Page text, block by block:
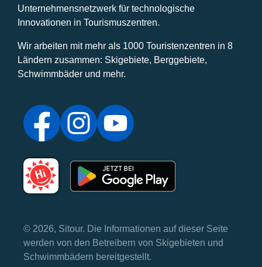
Unternehmensnetzwerk für technologische
Innovationen in Tourismuszentren.
Wir arbeiten mit mehr als 1000 Touristenzentren in 8
Ländern zusammen: Skigebiete, Berggebiete,
Schwimmbäder und mehr.
© 2026, Sitour. Die Informationen auf dieser Seite
werden von den Betreibern von Skigebieten und
Schwimmbädern bereitgestellt.